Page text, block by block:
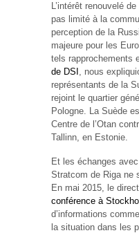
L’intérêt renouvelé
pas limité à la
perception de la
majeure pour les
tels rapprochements
de DSI , nous
représentants de la
rejoint le quartier
Pologne. La Suède
Centre de l’Otan
Tallinn, en Estonie.
Et les échanges
Stratcom de Riga ne
En mai 2015, le
conférence à
d’informations
la situation dans les